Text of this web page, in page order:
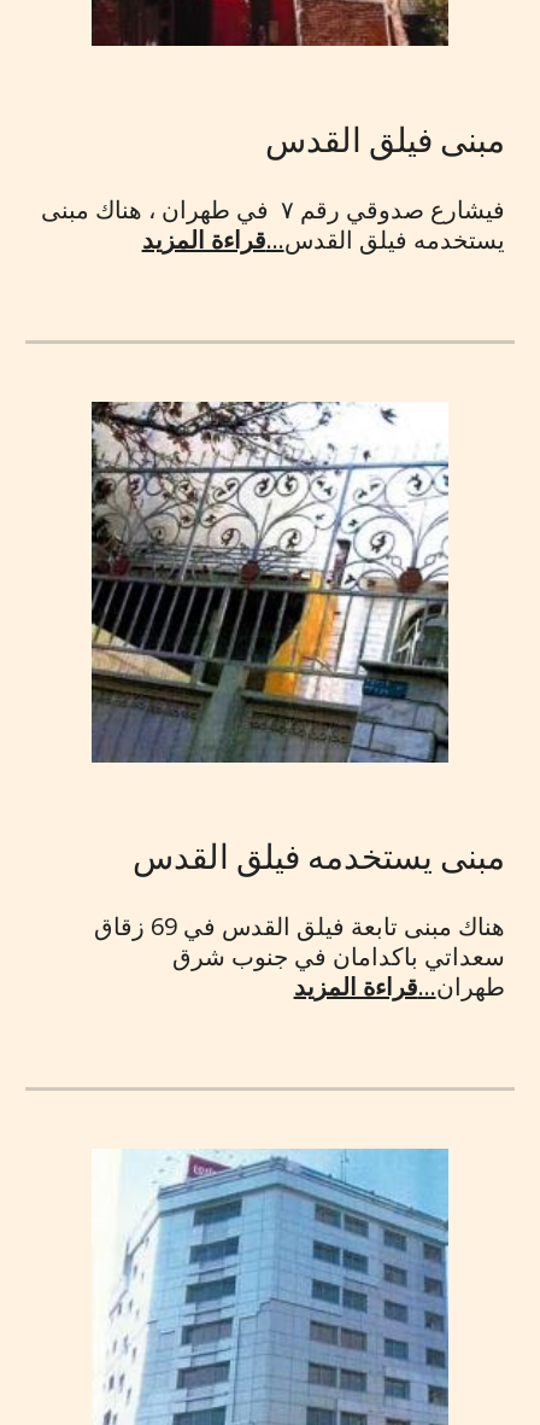
مبنى فيلق القدس
فيشارع صدوقي رقم ٧ في طهران ، هناك مبنى
يستخدمه فيلق القدس...قراءة المزيد
مبنى يستخدمه فيلق القدس
هناك مبنى تابعة فيلق القدس في 69 زقاق
سعداتي باكدامان في جنوب شرق
طهران...قراءة المزيد